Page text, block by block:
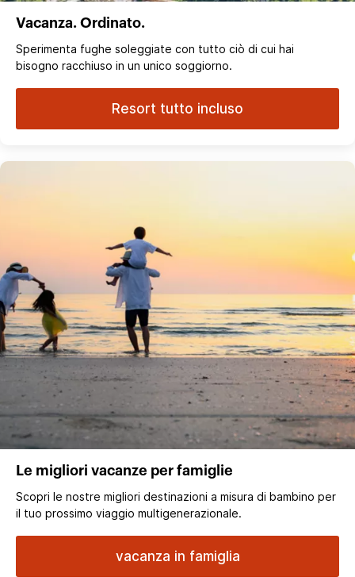
Vacanza. Ordinato.
Sperimenta fughe soleggiate con tutto ciò di cui hai
bisogno racchiuso in un unico soggiorno.
Resort tutto incluso
Le migliori vacanze per famiglie
Scopri le nostre migliori destinazioni a misura di bambino per
il tuo prossimo viaggio multigenerazionale.
vacanza in famiglia